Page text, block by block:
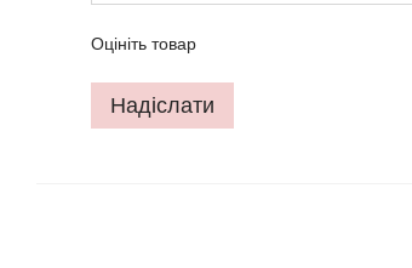
Оцініть товар
Надіслати